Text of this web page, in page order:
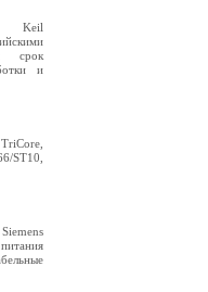
Keil
срок
и
ST10,